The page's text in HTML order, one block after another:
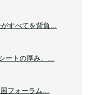
すべてを背負…
ートの厚み、…
フォーラム…